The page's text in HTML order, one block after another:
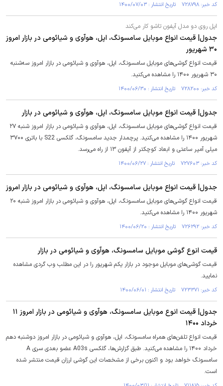
کد خبر: ۷۲۸۷۹۸ تاریخ انتشار : ۱۴۰۰/۰۷/۰۳
اپل روی دو مدل آیفون تاشو کار می‌کند
جدول| قیمت انواع موبایل سامسونگ، اپل، هوآوی و شیائومی در بازار امروز
۳۰ شهریور
قیمت انواع گوشی‌های موبایل سامسونگ، اپل، هوآوی و شیائومی در بازار امروز سه‌شنبه
۳۰ شهریور ۱۴۰۰ را مشاهده می‌کنید.
کد خبر: ۷۲۸۲۰۰ تاریخ انتشار : ۱۴۰۰/۰۶/۳۰
جدول| قیمت انواع موبایل سامسونگ، اپل، هوآوی و شیائومی در بازار
قیمت انواع گوشی‌های موبایل سامسونگ، اپل، هوآوی و شیائومی در بازار امروز شنبه ۲۷
شهریور ۱۴۰۰ را مشاهده می‌کنید. پرچمدار جدید سامسونگ، گلکسی S22 با باتری ۳۷۰۰
میلی آمپر ساعتی و ابعاد کوچکتر از آیفون ۱۳ از راه می‌رسد.
کد خبر: ۷۲۷۶۰۳ تاریخ انتشار : ۱۴۰۰/۰۶/۲۷
جدول| قیمت انواع موبایل سامسونگ، اپل، هوآوی و شیائومی در بازار امروز
قیمت انواع گوشی‌های موبایل سامسونگ، اپل، هوآوی و شیائومی در بازار امروز شنبه ۲۰
شهریور ۱۴۰۰ را مشاهده می‌کنید.
کد خبر: ۷۲۶۲۹۲ تاریخ انتشار : ۱۴۰۰/۰۶/۲۰
قیمت انوع گوشی موبایل سامسونگ، هوآوی و شیائومی در بازار
قیمت گوشی‌های موبایل موجود در بازار یکم شهریور را در این مطلب وب گردی مشاهده
نمایید.
کد خبر: ۷۲۳۳۷۱ تاریخ انتشار : ۱۴۰۰/۰۶/۰۱
جدول| قیمت انوع موبایل سامسونگ، هوآوی و شیائومی در بازار امروز ۱۱
خرداد ۱۴۰۰
قیمت انواع تلفن‌های همراه سامسونگ، اپل، هوآوی و شیائومی در بازار امروز دوشنبه دهم
خرداد ۱۴۰۰ را مشاهده می‌کنید. طبق گزارش‌ها، گلکسی A03s عضو بعدی سری A
سامسونگ خواهد بود و اکنون برخی از مشخصات این گوشی ارزان‌ قیمت منتشر شده
است.